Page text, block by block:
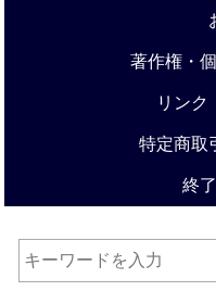
著作権・
リンク
特定商取
終